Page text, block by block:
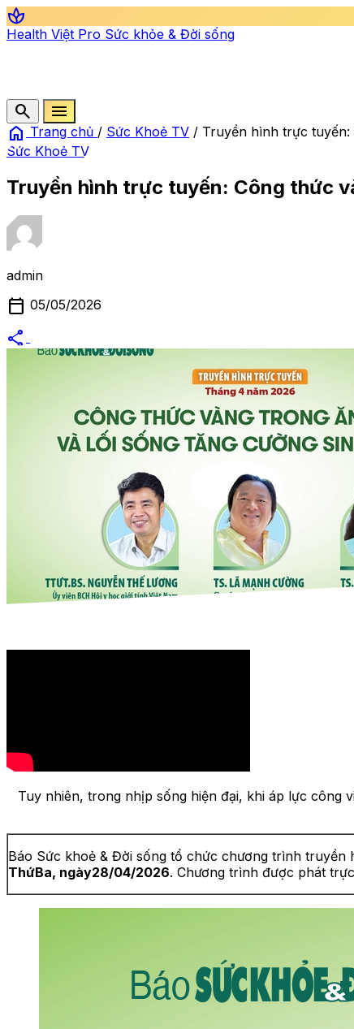
spa
Health Việt Pro Sức khỏe & Đời sống
search
menu
home Trang chủ / Sức Khoẻ TV / Truyền hình trực
Sức Khoẻ TV
Truyền hình trực tuyến: Công thức
admin
calendar_today 05/05/2026
share
Tuy nhiên, trong nhịp sống hiện đại, khi áp lực công
Báo Sức khoẻ & Đời sống tổ chức chương trình truyền
ThứBa, ngày28/04/2026. Chương trình được phát